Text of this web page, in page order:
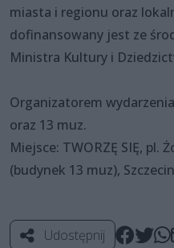
miasta i regionu oraz
dofinansowany jest ze
Ministra Kultury i
Organizatorem
oraz 13 muz.
Miejsce: TWORZĘ SIĘ, pl.
(budynek 13 muz), Szczecin
Udostępnij